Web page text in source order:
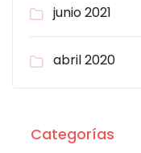
junio 2021
abril 2020
Categorías